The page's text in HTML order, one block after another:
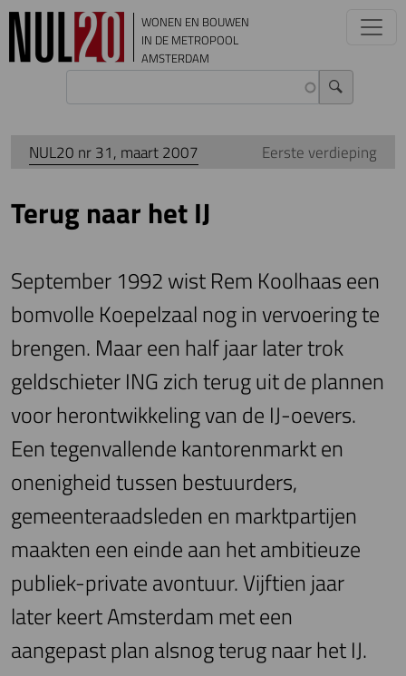
Overslaan en naar de inhoud gaan
WONEN EN BOUWEN
IN DE METROPOOL
AMSTERDAM
NUL20 nr 31, maart 2007 Eerste verdieping
Terug naar het IJ
September 1992 wist Rem Koolhaas een
bomvolle Koepelzaal nog in vervoering te
brengen. Maar een half jaar later trok
geldschieter ING zich terug uit de plannen
voor herontwikkeling van de IJ-oevers.
Een tegenvallende kantorenmarkt en
onenigheid tussen bestuurders,
gemeenteraadsleden en marktpartijen
maakten een einde aan het ambitieuze
publiek-private avontuur. Vijftien jaar
later keert Amsterdam met een
aangepast plan alsnog terug naar het IJ.